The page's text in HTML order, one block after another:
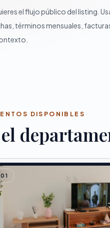
el flujo público del listing.
términos mensuales,
DISPONIBLES